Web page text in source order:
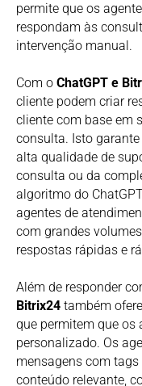
permite que os
respondam às
intervenção manual.
Com o ChatGPT e
cliente podem criar
cliente com base em
consulta. Isto
alta qualidade de
consulta ou da
algoritmo do
agentes de
com grandes
respostas rápidas e
Além de responder
Bitrix24 também
que permitem que os
personalizado. Os
mensagens com
conteúdo relevante,